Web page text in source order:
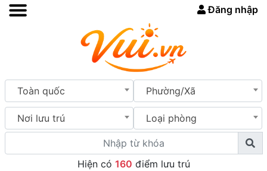
Đăng nhập
Toàn quốc Phường/Xã
Nơi lưu trú Loại phòng
Hiện có 160 điểm lưu trú